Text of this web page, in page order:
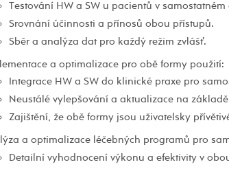
Testování HW a SW u pacientů v samostatném
Srovnání účinnosti a přínosů obou přístupů.
Sběr a analýza dat pro každý režim zvlášť.
a optimalizace pro obě formy použití:
Integrace HW a SW do klinické praxe pro
Neustálé vylepšování a aktualizace na
Zajištění, že obě formy jsou uživatelsky
a optimalizace léčebných programů pro
Detailní vyhodnocení výkonu a efektivity v